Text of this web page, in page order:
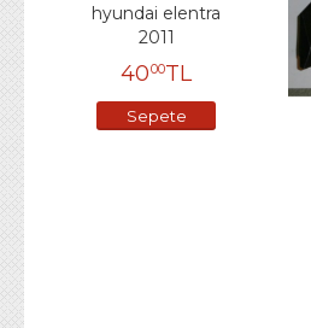
hyundai elentra
2011
4000TL
Sepete